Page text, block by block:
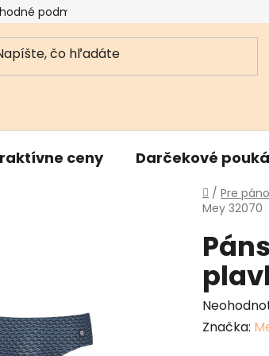
podmienky
ceny Darčekové
Domov
/ Pre
Mey 32070
Priemerné
Značka: